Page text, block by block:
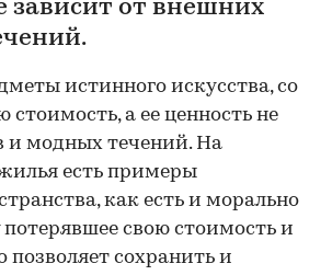
зависит от внешних
истинного искусства, со
а ее ценность не
и модных течений. На
есть примеры
как есть и морально
свою стоимость и
позволяет сохранить и